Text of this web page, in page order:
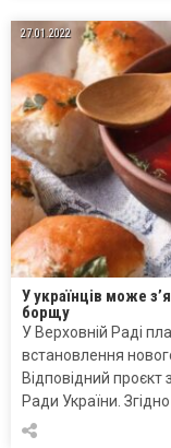
27.01.2022
У українців може
борщу
У Верховній Раді
встановлення
Відповідний
Ради України. Згідно